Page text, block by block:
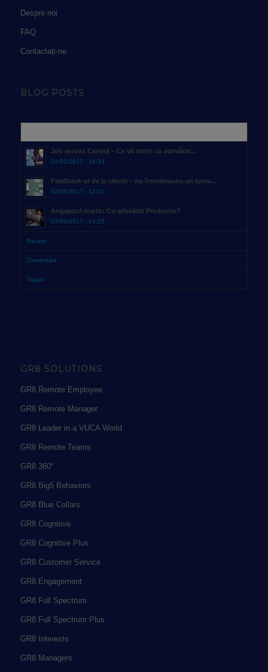
Despre noi
FAQ
Contactați-ne
BLOG POSTS
Job versus Carieră – Ce vă doriți cu adevărat...
24/05/2017 - 16:33
Feedback-ul de la clienți – nu întotdeauna un lucru...
02/06/2017 - 12:01
Angajatul-martir: Cu adevărat Productiv?
07/06/2017 - 14:22
Recent
Comentarii
Taguri
GR8 SOLUTIONS
GR8 Remote Employee
GR8 Remote Manager
GR8 Leader in a VUCA World
GR8 Remote Teams
GR8 360°
GR8 Big5 Behaviors
GR8 Blue Collars
GR8 Cognitive
GR8 Cognitive Plus
GR8 Customer Service
GR8 Engagement
GR8 Full Spectrum
GR8 Full Spectrum Plus
GR8 Interests
GR8 Managers